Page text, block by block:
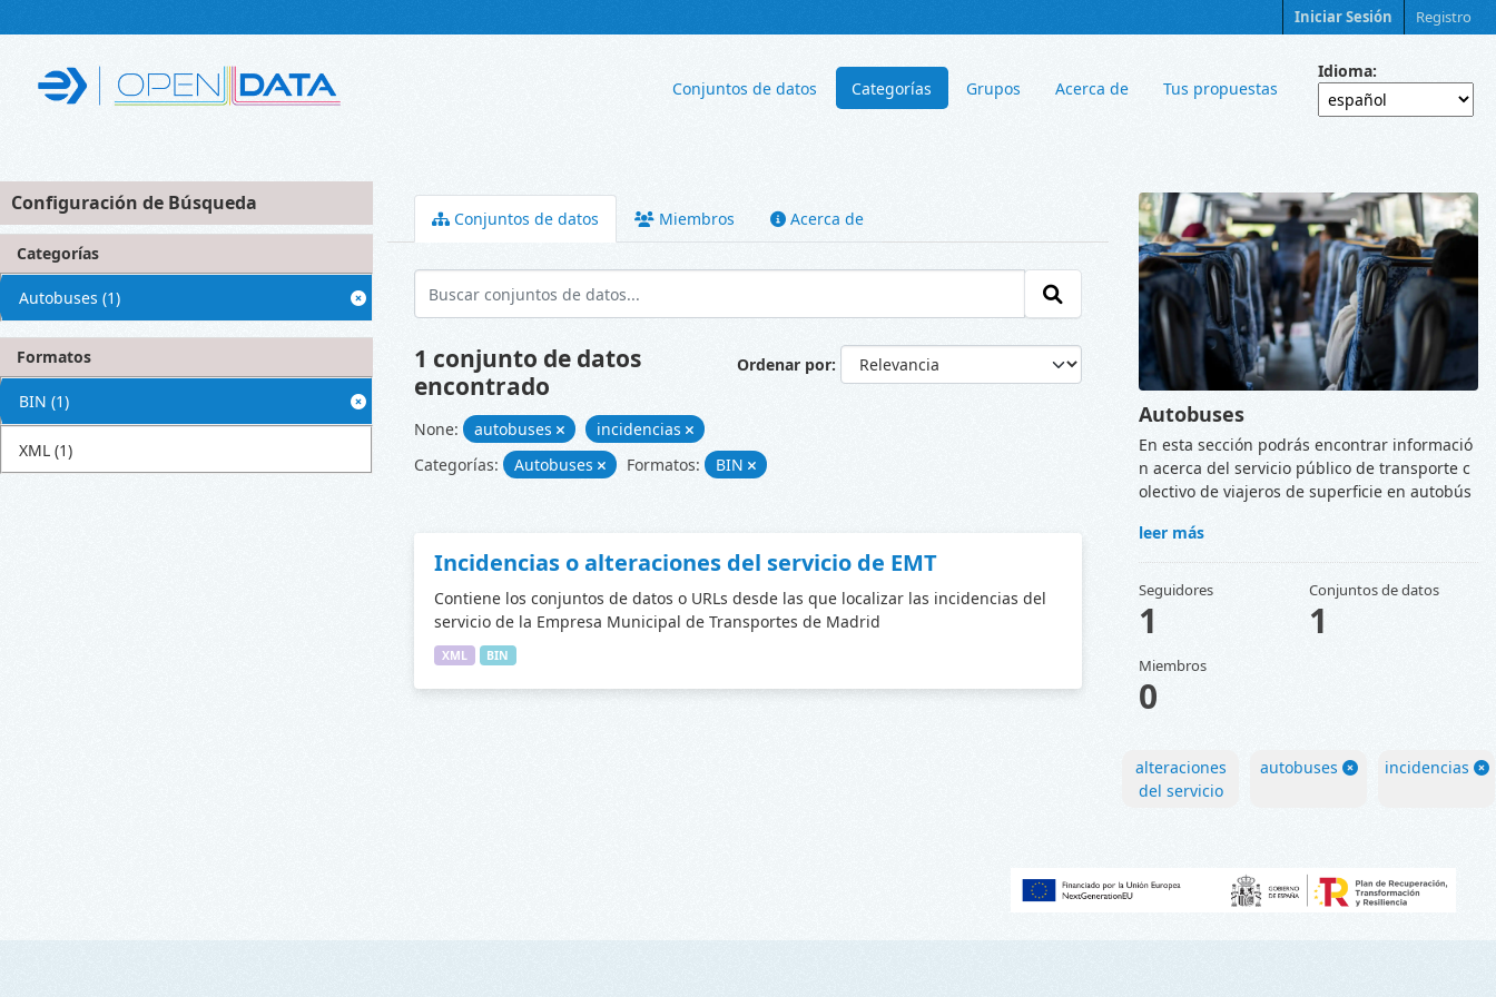
Iniciar Sesión Registro
Conjuntos de datos Categorías Grupos Acerca de Tus propuestas
Idioma
Configuración de Búsqueda
Categorías
Autobuses (1)
Formatos
BIN (1)
XML (1)
Conjuntos de datos Miembros Acerca de
Ordenar por
1 conjunto de datos
encontrado
None: autobuses
incidencias
Categorías:
Autobuses Formatos: BIN
Incidencias o alteraciones del servicio de EMT
Contiene los conjuntos de datos o URLs desde las que localizar las incidencias del
servicio de la Empresa Municipal de Transportes de Madrid
XML BIN
Autobuses
En esta sección podrás encontrar informació
n acerca del servicio público de transporte c
olectivo de viajeros de superficie en autobús
leer más
Seguidores
1
Conjuntos de datos
1
Miembros
0
alteraciones
del servicio
autobuses incidencias